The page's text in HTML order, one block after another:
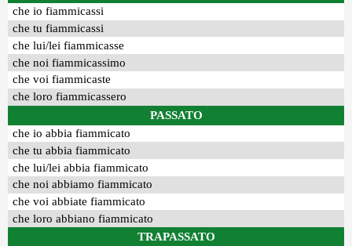
che io fiammicassi
che tu fiammicassi
che lui/lei fiammicasse
che noi fiammicassimo
che voi fiammicaste
che loro fiammicassero
PASSATO
che io abbia fiammicato
che tu abbia fiammicato
che lui/lei abbia fiammicato
che noi abbiamo fiammicato
che voi abbiate fiammicato
che loro abbiano fiammicato
TRAPASSATO